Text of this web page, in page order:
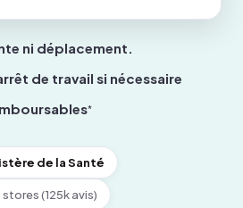
ni déplacement.
de travail si nécessaire
*
de la Santé
stores (125k avis)